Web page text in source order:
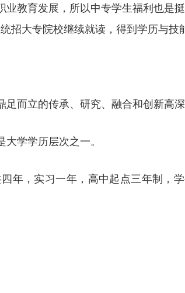
教育发展，所以中专学生福利也
大专院校继续就读，得到学历与技
而立的传承、研究、融合和创新高深
学学历层次之一。
年，实习一年，高中起点三年制，